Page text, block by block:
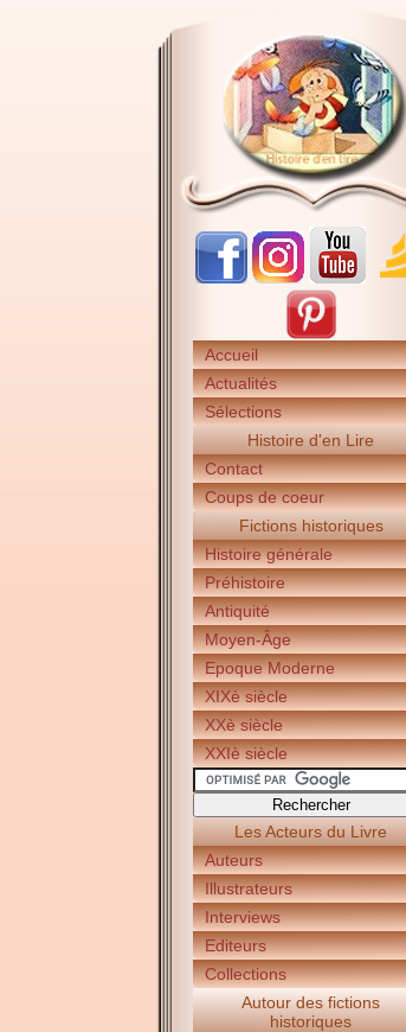
Accueil
Actualités
Sélections
Histoire d'en Lire
Contact
Coups de coeur
Fictions historiques
Histoire générale
Préhistoire
Antiquité
Moyen-Âge
Epoque Moderne
XIXè siècle
XXè siècle
XXIè siècle
Les Acteurs du Livre
Auteurs
Illustrateurs
Interviews
Editeurs
Collections
Autour des fictions
historiques